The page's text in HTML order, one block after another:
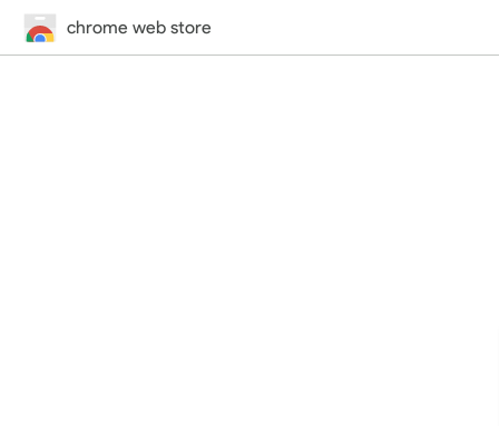
chrome web store